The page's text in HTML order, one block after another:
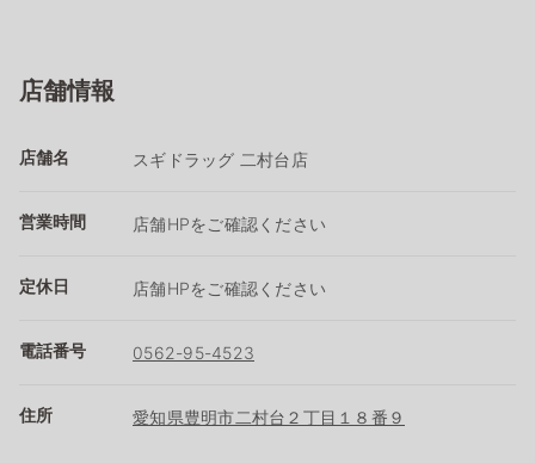
店舗情報
店舗名 スギドラッグ 二村台店
営業時間 店舗HPをご確認ください
定休日 店舗HPをご確認ください
電話番号 0562-95-4523
住所 愛知県豊明市二村台２丁目１８番９